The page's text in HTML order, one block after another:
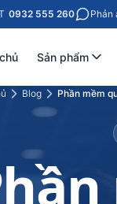
0932 555 260 Phản
Sản phẩm
Blog Phần mềm